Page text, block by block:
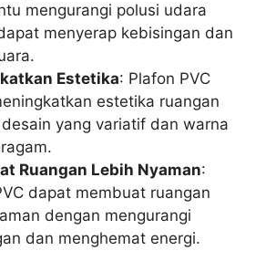
mengurangi polusi udara
menyerap kebisingan dan
Estetika: Plafon PVC
estetika ruangan
yang variatif dan warna
Ruangan Lebih Nyaman:
dapat membuat ruangan
dengan mengurangi
dan menghemat energi.